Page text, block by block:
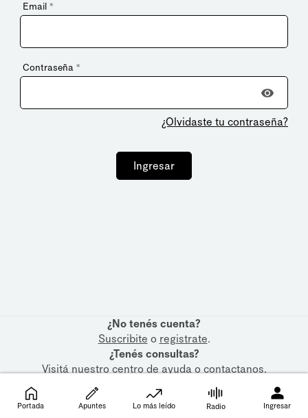
Email *
Contraseña *
¿Olvidaste tu contraseña?
Ingresar
¿No tenés cuenta?
Suscribite o registrate.
¿Tenés consultas?
Visitá nuestrocentro de ayudaocontactanos.
Portada Apuntes Lo más leído Radio Ingresar